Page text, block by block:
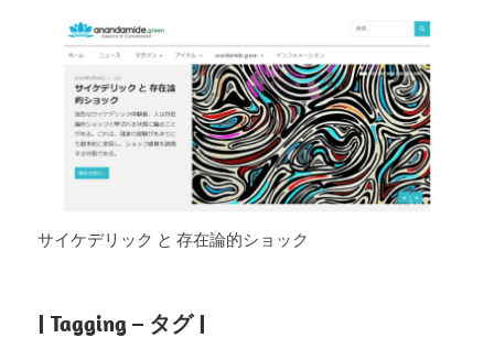
サイケデリック と 存在論的ショック
| Tagging – タグ |